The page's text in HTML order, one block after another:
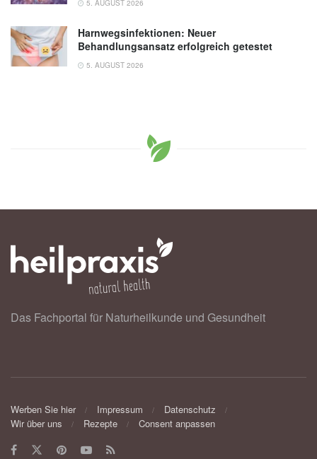
5. AUGUST 2026
Harnwegsinfektionen: Neuer
Behandlungsansatz erfolgreich getestet
5. AUGUST 2026
Das Fachportal für Naturheilkunde und Gesundheit
Werben Sie hier Impressum
Datenschutz
Wir über uns
Rezepte Consent anpassen